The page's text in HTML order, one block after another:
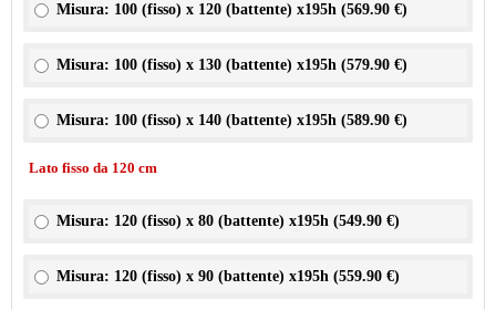
Misura: 100 (fisso) x 120 (battente) x195h (569.90 €)
Misura: 100 (fisso) x 130 (battente) x195h (579.90 €)
Misura: 100 (fisso) x 140 (battente) x195h (589.90 €)
Lato fisso da 120 cm
Misura: 120 (fisso) x 80 (battente) x195h (549.90 €)
Misura: 120 (fisso) x 90 (battente) x195h (559.90 €)